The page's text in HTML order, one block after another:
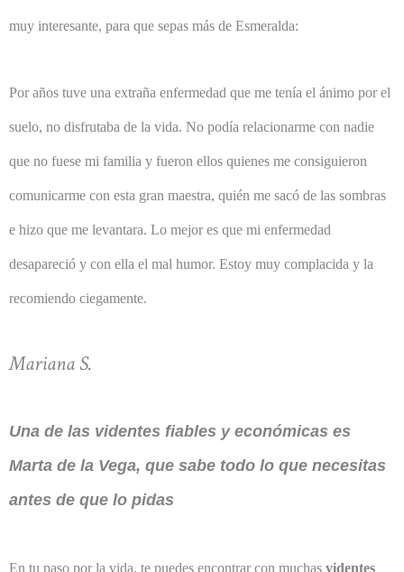
muy interesante, para que sepas más de Esmeralda:
Por años tuve una extraña enfermedad que me tenía el ánimo por el
suelo, no disfrutaba de la vida. No podía relacionarme con nadie
que no fuese mi familia y fueron ellos quienes me consiguieron
comunicarme con esta gran maestra, quién me sacó de las sombras
e hizo que me levantara. Lo mejor es que mi enfermedad
desapareció y con ella el mal humor. Estoy muy complacida y la
recomiendo ciegamente.
Mariana S.
Una de las videntes fiables y económicas es
Marta de la Vega, que sabe todo lo que necesitas
antes de que lo pidas
En tu paso por la vida, te puedes encontrar con muchas videntes